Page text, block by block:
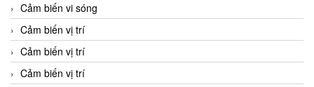
Cảm biến vi sóng
Cảm biến vị trí
Cảm biến vị trí
Cảm biến vị trí